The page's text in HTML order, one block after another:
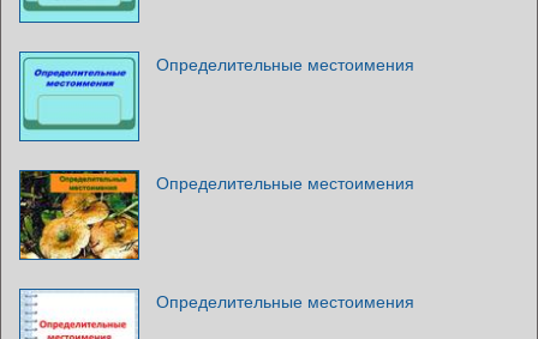
Определительные местоимения
Определительные местоимения
Определительные местоимения